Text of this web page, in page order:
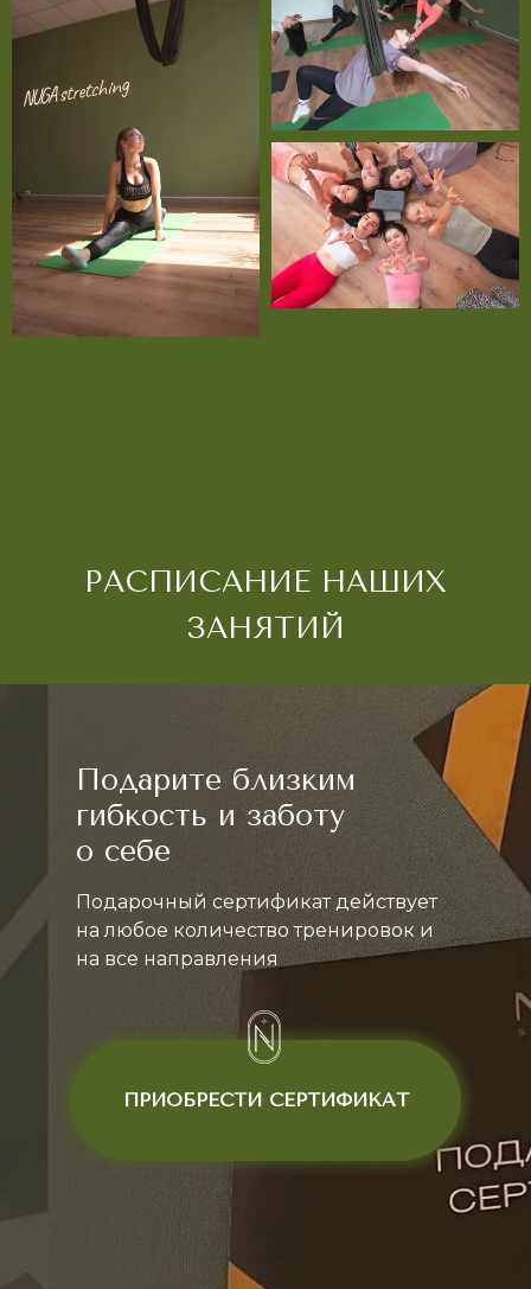
Подарите близким
гибкость и заботу
о себе
Подарочный сертификат действует
на любое количество тренировок и
на все направления
ПРИОБРЕСТИ СЕРТИФИКАТ